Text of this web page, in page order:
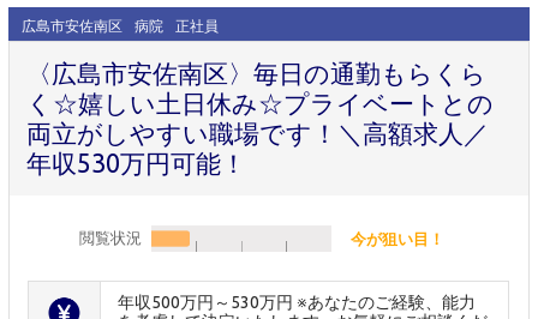
広島市安佐南区 病院 正社員
〈広島市安佐南区〉毎日の通勤もらくら
く☆嬉しい土日休み☆プライベートとの
両立がしやすい職場です！＼高額求人／
年収530万円可能！
閲覧状況 今が狙い目！
年収500万円～530万円 ※あなたのご経験、能力